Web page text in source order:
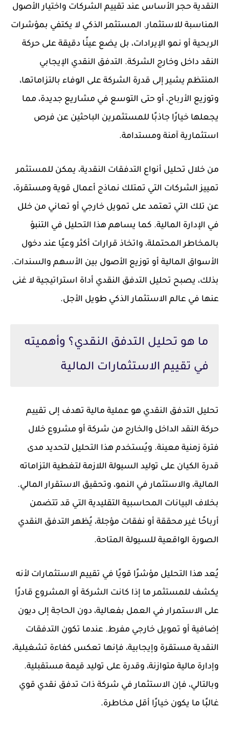
النقدية حجر الأساس عند تقييم الشركات واختيار الأصول
المناسبة للاستثمار. المستثمر الذكي لا يكتفي بمؤشرات
الربحية أو نمو الإيرادات، بل يضع عينًا دقيقة على حركة
النقد داخل وخارج الشركة. التدفق النقدي الإيجابي
المنتظم يشير إلى قدرة الشركة على الوفاء بالتزاماتها،
وتوزيع الأرباح، أو حتى التوسع في مشاريع جديدة، مما
يجعلها خيارًا جاذبًا للمستثمرين الباحثين عن فرص
استثمارية آمنة ومستدامة.
من خلال تحليل أنواع التدفقات النقدية، يمكن للمستثمر
تمييز الشركات التي تمتلك نماذج أعمال قوية ومستقرة،
عن تلك التي تعتمد على تمويل خارجي أو تعاني من خلل
في الإدارة المالية. كما يساهم هذا التحليل في التنبؤ
بالمخاطر المحتملة، واتخاذ قرارات أكثر وعيًا عند دخول
الأسواق المالية أو توزيع الأصول بين الأسهم والسندات.
بذلك، يصبح تحليل التدفق النقدي أداة استراتيجية لا غنى
عنها في عالم الاستثمار الذكي طويل الأجل.
ما هو تحليل التدفق النقدي؟ وأهميته
في تقييم الاستثمارات المالية
تحليل التدفق النقدي هو عملية مالية تهدف إلى تقييم
حركة النقد الداخل والخارج من شركة أو مشروع خلال
فترة زمنية معينة. ويُستخدم هذا التحليل لتحديد مدى
قدرة الكيان على توليد السيولة اللازمة لتغطية التزاماته
المالية، والاستثمار في النمو، وتحقيق الاستقرار المالي.
بخلاف البيانات المحاسبية التقليدية التي قد تتضمن
أرباحًا غير محققة أو نفقات مؤجلة، يُظهر التدفق النقدي
الصورة الواقعية للسيولة المتاحة.
يُعد هذا التحليل مؤشرًا قويًا في تقييم الاستثمارات لأنه
يكشف للمستثمر ما إذا كانت الشركة أو المشروع قادرًا
على الاستمرار في العمل بفعالية، دون الحاجة إلى ديون
إضافية أو تمويل خارجي مفرط. عندما تكون التدفقات
النقدية مستقرة وإيجابية، فإنها تعكس كفاءة تشغيلية،
وإدارة مالية متوازنة، وقدرة على توليد قيمة مستقبلية.
وبالتالي، فإن الاستثمار في شركة ذات تدفق نقدي قوي
غالبًا ما يكون خيارًا أقل مخاطرة.